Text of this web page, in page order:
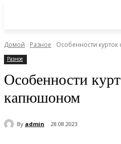
Домой Разное Особенности
Разное
Особенности
капюшоном
By admin 28.08.2023